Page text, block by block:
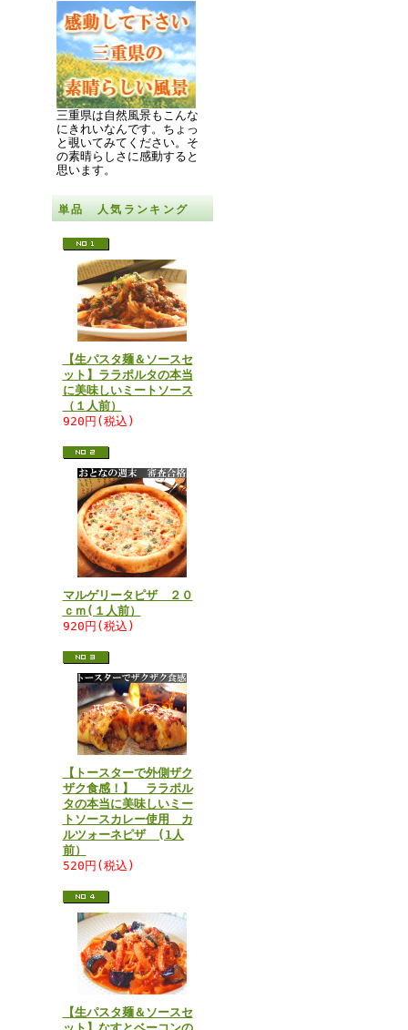
三重県は自然風景もこんな
にきれいなんです。 ちょっ
と覗いてみてください。 そ
の素晴らしさに感動すると
思います。
単品 人気ランキング
【生パスタ麺＆ソースセ
ット】ララポルタの本当
に美味しいミートソース
（１人前）
920円(税込)
マルゲリータピザ ２０
ｃｍ(１人前）
920円(税込)
【トースターで外側ザク
ザク食感！】 ララポル
タの本当に美味しいミー
トソースカレー使用 カ
ルツォーネピザ (1人
前）
520円(税込)
【生パスタ麺＆ソースセ